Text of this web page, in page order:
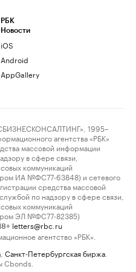
РБК
Новости
iOS
Android
AppGallery
1995–
агентства «РБК»
массовой информации
в сфере связи,
коммуникаций
ИА №ФС77-63848) и сетевого
средства массовой
по надзору в сфере связи,
коммуникаций
ЭЛ №ФС77-82385)
letters@rbc.ru
агентство «РБК».
Санкт-Петербургская биржа
Cbonds.